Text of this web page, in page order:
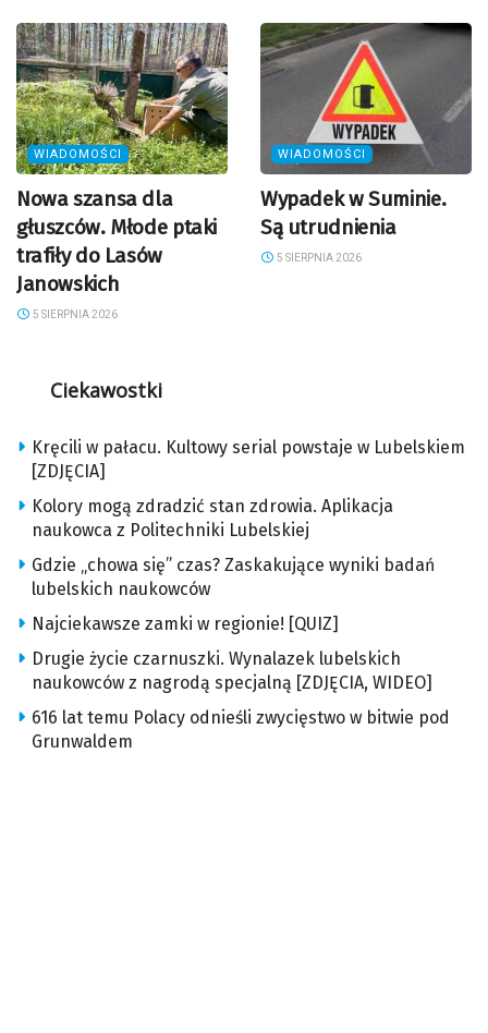
WIADOMOŚCI
Nowa szansa dla
głuszców. Młode ptaki
trafiły do Lasów
Janowskich
5 SIERPNIA 2026
WIADOMOŚCI
Wypadek w Suminie.
Są utrudnienia
5 SIERPNIA 2026
Ciekawostki
Kręcili w pałacu. Kultowy serial powstaje w Lubelskiem
[ZDJĘCIA]
Kolory mogą zdradzić stan zdrowia. Aplikacja
naukowca z Politechniki Lubelskiej
Gdzie „chowa się” czas? Zaskakujące wyniki badań
lubelskich naukowców
Najciekawsze zamki w regionie! [QUIZ]
Drugie życie czarnuszki. Wynalazek lubelskich
naukowców z nagrodą specjalną [ZDJĘCIA, WIDEO]
616 lat temu Polacy odnieśli zwycięstwo w bitwie pod
Grunwaldem